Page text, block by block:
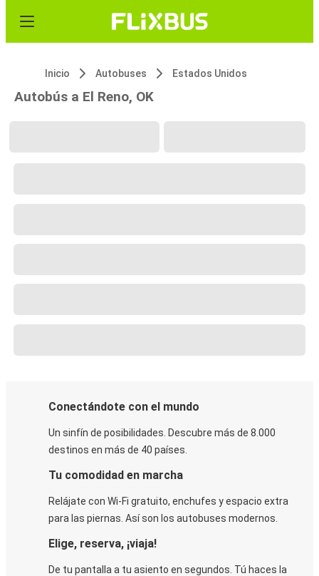
Inicio Autobuses Estados Unidos
Autobús a El Reno, OK
Conectándote con el mundo
Un sinfín de posibilidades. Descubre más de 8.000
destinos en más de 40 países.
Tu comodidad en marcha
Relájate con Wi-Fi gratuito, enchufes y espacio extra
para las piernas. Así son los autobuses modernos.
Elige, reserva, ¡viaja!
De tu pantalla a tu asiento en segundos. Tú haces la